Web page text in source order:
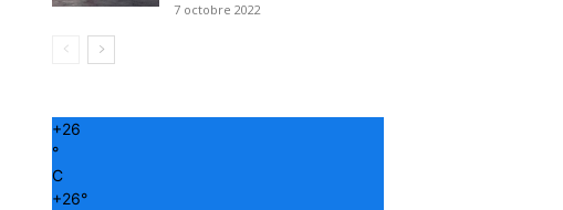
7 octobre 2022
+26
°
C
+26°